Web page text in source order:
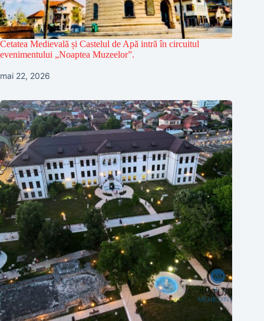
Cetatea Medievală și Castelul de Apă intră în circuitul
evenimentului „Noaptea Muzeelor”.
mai 22, 2026